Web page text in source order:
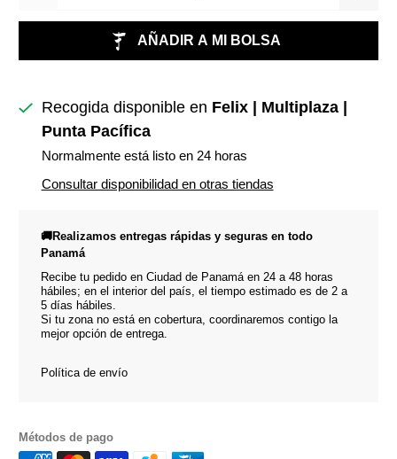
AÑADIR A MI BOLSA
Recogida disponible en Felix | Multiplaza |
Punta Pacífica
Normalmente está listo en 24 horas
Consultar disponibilidad en otras tiendas
🚚Realizamos entregas rápidas y seguras en todo
Panamá
Recibe tu pedido en Ciudad de Panamá en 24 a 48 horas
hábiles; en el interior del país, el tiempo estimado es de 2 a
5 días hábiles.
Si tu zona no está en cobertura, coordinaremos contigo la
mejor opción de entrega.
Política de envío
Métodos de pago